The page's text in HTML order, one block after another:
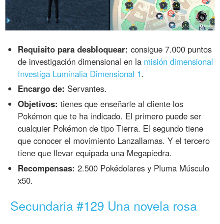
Requisito para desbloquear: consigue 7.000 puntos
de investigación dimensional en la misión dimensional
Investiga Luminalia Dimensional 1.
Encargo de: Servantes.
Objetivos: tienes que enseñarle al cliente los
Pokémon que te ha indicado. El primero puede ser
cualquier Pokémon de tipo Tierra. El segundo tiene
que conocer el movimiento Lanzallamas. Y el tercero
tiene que llevar equipada una Megapiedra.
Recompensas: 2.500 Pokédolares y Pluma Músculo
x50.
Secundaria #129 Una novela rosa